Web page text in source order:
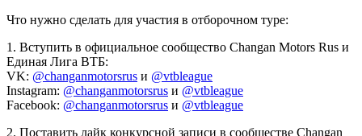
Что нужно сделать для участия в отборочном туре:
1. Вступить в официальное сообщество Changan Motors Rus и
Единая Лига ВТБ:
VK: @changanmotorsrus и @vtbleague
Instagram: @changanmotorsrus и @vtbleague
Facebook: @changanmotorsrus и @vtbleague
2. Поставить лайк конкурсной записи в сообществе Changan